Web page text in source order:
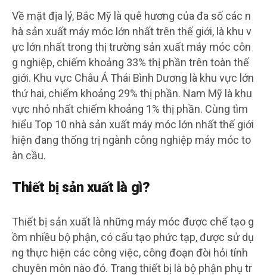
Về mặt địa lý, Bắc Mỹ là quê hương của đa số các n
hà sản xuất máy móc lớn nhất trên thế giới, là khu v
ực lớn nhất trong thị trường sản xuất máy móc côn
g nghiệp, chiếm khoảng 33% thị phần trên toàn thế
giới. Khu vực Châu Á Thái Bình Dương là khu vực lớn
thứ hai, chiếm khoảng 29% thị phần. Nam Mỹ là khu
vực nhỏ nhất chiếm khoảng 1% thị phần. Cùng tìm
hiểu Top 10 nhà sản xuất máy móc lớn nhất thế giới
hiện đang thống trị ngành công nghiệp máy móc to
àn cầu.
Thiết bị sản xuất là gì?
Thiết bị sản xuất là những máy móc được chế tạo g
ồm nhiều bộ phận, có cấu tạo phức tạp, được sử dụ
ng thực hiện các công việc, công đoạn đòi hỏi tính
chuyên môn nào đó. Trang thiết bị là bộ phận phụ tr